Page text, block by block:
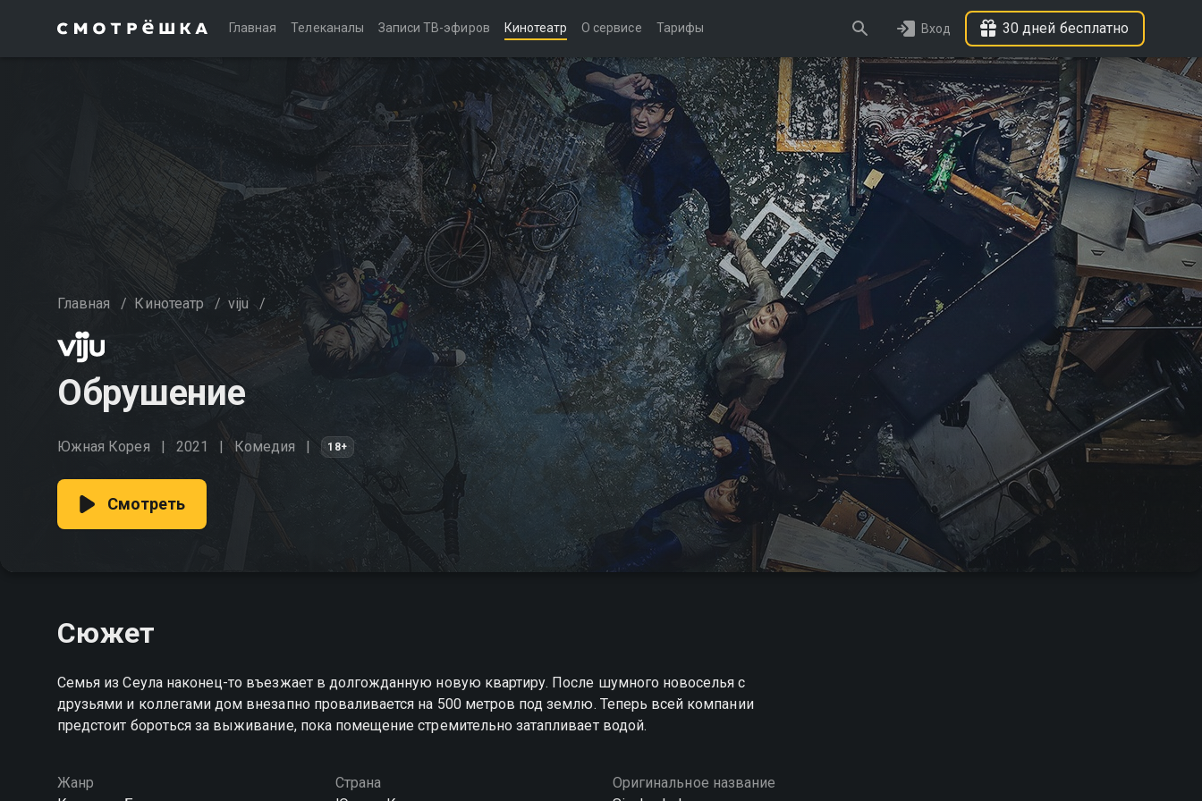
Главная Телеканалы Записи ТВ-эфиров Кинотеатр О сервисе Тарифы Вход 30 дней бесплатно
Главная / Кинотеатр / viju /
Обрушение
Южная Корея 2021 Комедия 18+
Смотреть
Сюжет
Семья из Сеула наконец-то въезжает в долгожданную новую квартиру. После шумного новоселья с
друзьями и коллегами дом внезапно проваливается на 500 метров под землю. Теперь всей компании
предстоит бороться за выживание, пока помещение стремительно затапливает водой.
Жанр
Страна
Оригинальное название